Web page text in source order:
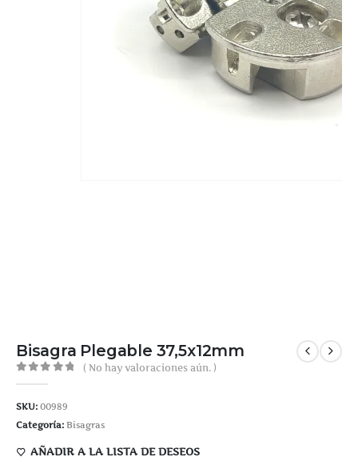
Bisagra Plegable 37,5x12mm
( No hay valoraciones aún. )
SKU: 00989
Categoría: Bisagras
AÑADIR A LA LISTA DE DESEOS